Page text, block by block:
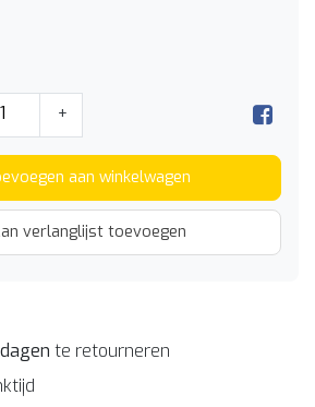
+
aan winkelwagen
verlanglijst toevoegen
te retourneren